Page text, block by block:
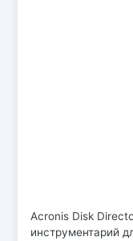
Acronis Disk
инструментарий